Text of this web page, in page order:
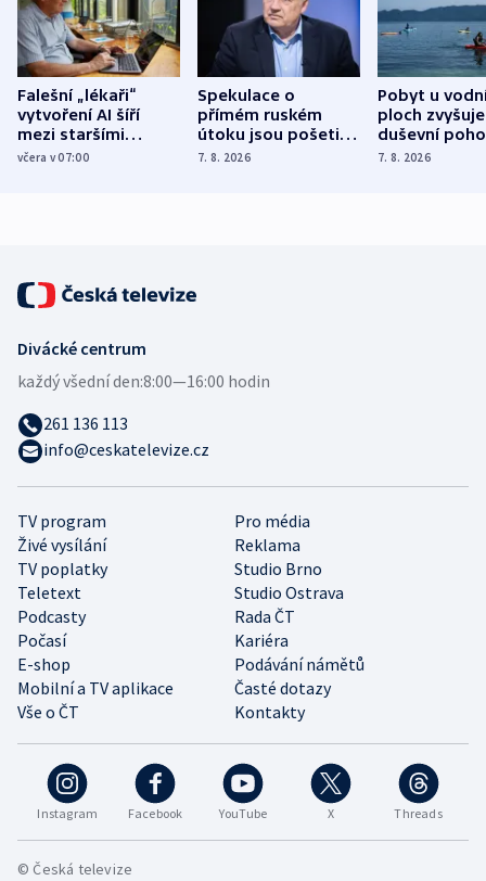
Falešní „lékaři“
vytvoření AI šíří
mezi staršími
Poláky nebezpečné
včera v 07:00
Spekulace o
přímém ruském
útoku jsou pošetilé,
míní estonský
7. 8. 2026
Pobyt u
ploch zvyšuje
duševní
ukázala
7. 8. 2026
Instagram Facebook YouTube X Threads
TV program
Pro média
Živé vysílání
Reklama
TV poplatky
Studio Brno
Teletext
Studio Ostrava
Podcasty
Rada ČT
Počasí
Kariéra
E-shop
Podávání námětů
Mobilní a TV aplikace
Časté dotazy
Vše o ČT
Kontakty
Divácké centrum
každý všední den:8:00—16:00 hodin
261 136 113
info@ceskatelevize.cz
© Česká televize